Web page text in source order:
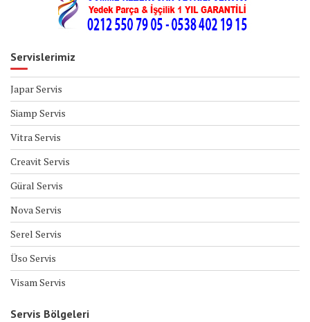
Servislerimiz
Japar Servis
Siamp Servis
Vitra Servis
Creavit Servis
Güral Servis
Nova Servis
Serel Servis
Üso Servis
Visam Servis
Servis Bölgeleri